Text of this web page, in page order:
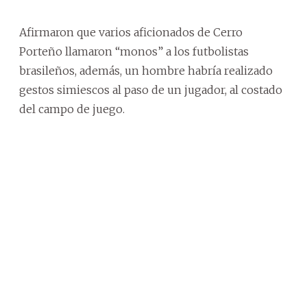
Afirmaron que varios aficionados de Cerro
Porteño llamaron “monos” a los futbolistas
brasileños, además, un hombre habría realizado
gestos simiescos al paso de un jugador, al costado
del campo de juego.